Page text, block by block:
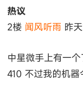
热议
2楼 闻风听雨 昨
中星微手上有一
410 不过我的机器